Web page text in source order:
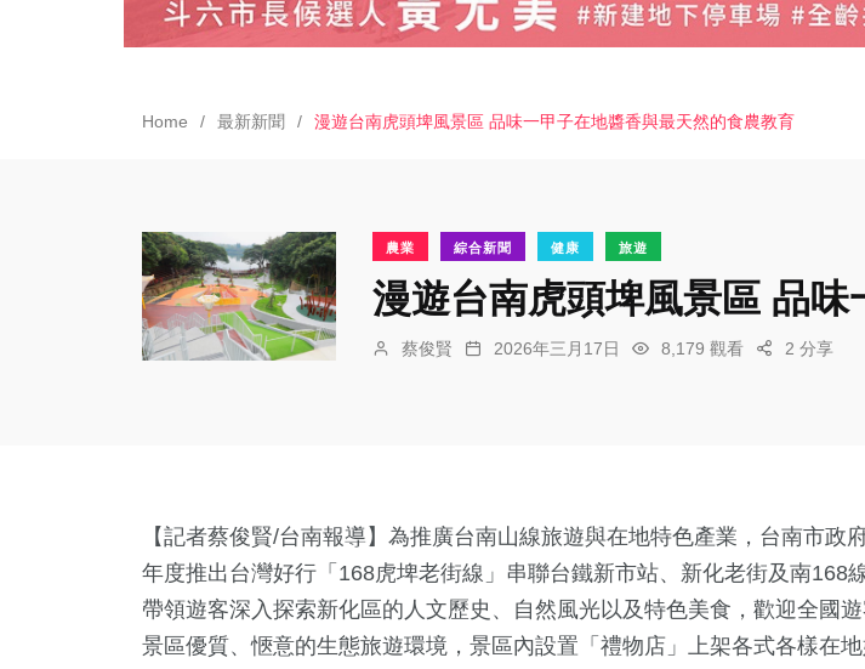
Home 最新新聞 漫遊台南虎頭埤風景區 品味一甲子在地醬香與最天然的食農教育
農業 綜合新聞 健康 旅遊
漫遊台南虎頭埤風景區 品
蔡俊賢 2026年三月17日 8,179 觀看 2 分享
【記者蔡俊賢/台南報導】為推廣台南山線旅遊與在地特色產業，台南市政
年度推出台灣好行「168虎埤老街線」串聯台鐵新市站、新化老街及南168
帶領遊客深入探索新化區的人文歷史、自然風光以及特色美食，歡迎全國
景區優質、愜意的生態旅遊環境，景區內設置「禮物店」上架各式各樣在